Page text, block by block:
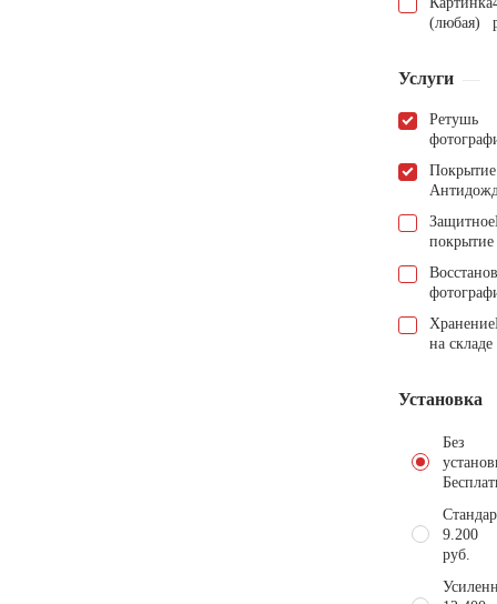
(любая)
Услуги
Ретушь
Покрытие
Защитное
покрытие
Хранение
на складе
Установка
Без
9.200
руб.